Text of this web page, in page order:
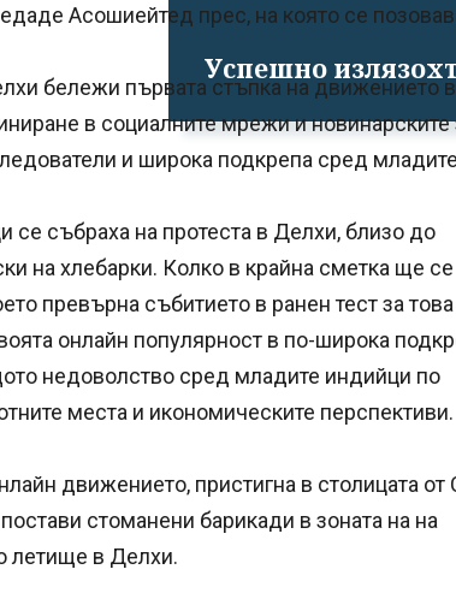
Успешно
Асошиейтед прес, на която се
бележи първата стъпка на движението в
в социалните мрежи и новинарските
и широка подкрепа сред
събраха на протеста в Делхи, близо до
на хлебарки. Колко в крайна сметка ще се
превърна събитието в ранен тест за
онлайн популярност в по-широка
недоволство сред младите индийци по
места и икономическите перспективи.
движението, пристигна в столицата
стоманени барикади в зоната на на
летище в Делхи.